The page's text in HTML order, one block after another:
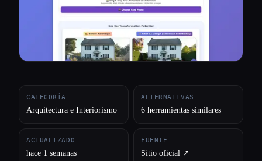
CATEGORÍA
Arquitectura e Interiorismo
ALTERNATIVAS
6 herramientas similares
ACTUALIZADO
hace 1 semanas
FUENTE
Sitio oficial ↗︎